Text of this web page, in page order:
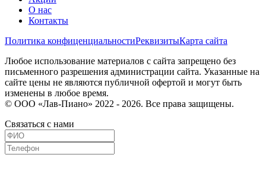
О нас
Контакты
Политика конфиценциальностиРеквизитыКарта сайта
Любое использование материалов с сайта запрещено без
письменного разрешения администрации сайта. Указанные на
сайте цены не являются публичной офертой и могут быть
изменены в любое время.
© ООО «Лав-Пиано» 2022 - 2026. Все права защищены.
Связаться с нами